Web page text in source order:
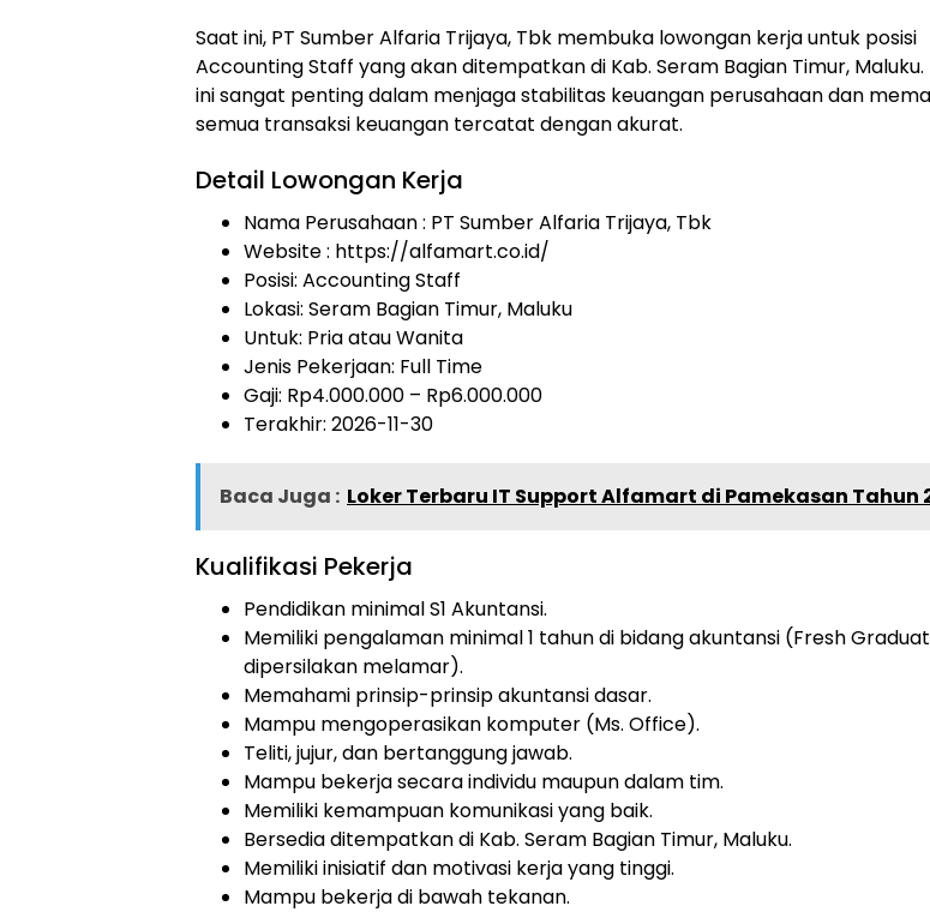
Saat ini, PT Sumber Alfaria Trijaya, Tbk membuka lowongan kerja untuk posisi
Accounting Staff yang akan ditempatkan di Kab. Seram Bagian Timur, Maluku.
ini sangat penting dalam menjaga stabilitas keuangan perusahaan dan
semua transaksi keuangan tercatat dengan akurat.
Detail Lowongan Kerja
Nama Perusahaan : PT Sumber Alfaria Trijaya, Tbk
Website : https://alfamart.co.id/
Posisi: Accounting Staff
Lokasi: Seram Bagian Timur, Maluku
Untuk: Pria atau Wanita
Jenis Pekerjaan: Full Time
Gaji: Rp4.000.000 – Rp6.000.000
Terakhir: 2026-11-30
Baca Juga : Loker Terbaru IT Support Alfamart di Pamekasan Tahun
Kualifikasi Pekerja
Pendidikan minimal S1 Akuntansi.
Memiliki pengalaman minimal 1 tahun di bidang akuntansi (Fresh
dipersilakan melamar).
Memahami prinsip-prinsip akuntansi dasar.
Mampu mengoperasikan komputer (Ms. Office).
Teliti, jujur, dan bertanggung jawab.
Mampu bekerja secara individu maupun dalam tim.
Memiliki kemampuan komunikasi yang baik.
Bersedia ditempatkan di Kab. Seram Bagian Timur, Maluku.
Memiliki inisiatif dan motivasi kerja yang tinggi.
Mampu bekerja di bawah tekanan.